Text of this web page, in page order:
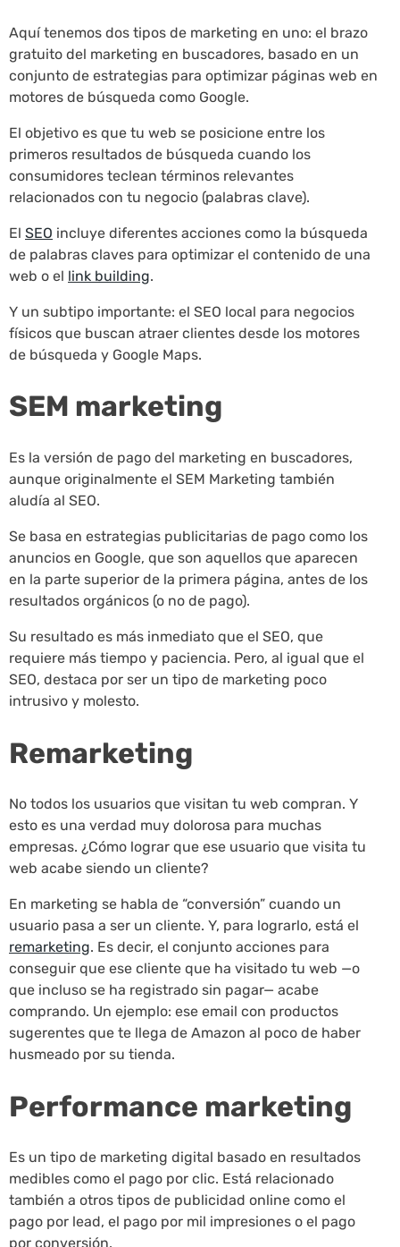
Aquí tenemos dos tipos de marketing en uno: el brazo
gratuito del marketing en buscadores, basado en un
conjunto de estrategias para optimizar páginas web en
motores de búsqueda como Google.
El objetivo es que tu web se posicione entre los
primeros resultados de búsqueda cuando los
consumidores teclean términos relevantes
relacionados con tu negocio (palabras clave).
El SEO incluye diferentes acciones como la búsqueda
de palabras claves para optimizar el contenido de una
web o el link building.
Y un subtipo importante: el SEO local para negocios
físicos que buscan atraer clientes desde los motores
de búsqueda y Google Maps.
SEM marketing
Es la versión de pago del marketing en buscadores,
aunque originalmente el SEM Marketing también
aludía al SEO.
Se basa en estrategias publicitarias de pago como los
anuncios en Google, que son aquellos que aparecen
en la parte superior de la primera página, antes de los
resultados orgánicos (o no de pago).
Su resultado es más inmediato que el SEO, que
requiere más tiempo y paciencia. Pero, al igual que el
SEO, destaca por ser un tipo de marketing poco
intrusivo y molesto.
Remarketing
No todos los usuarios que visitan tu web compran. Y
esto es una verdad muy dolorosa para muchas
empresas. ¿Cómo lograr que ese usuario que visita tu
web acabe siendo un cliente?
En marketing se habla de “conversión” cuando un
usuario pasa a ser un cliente. Y, para lograrlo, está el
remarketing. Es decir, el conjunto acciones para
conseguir que ese cliente que ha visitado tu web —o
que incluso se ha registrado sin pagar— acabe
comprando. Un ejemplo: ese email con productos
sugerentes que te llega de Amazon al poco de haber
husmeado por su tienda.
Performance marketing
Es un tipo de marketing digital basado en resultados
medibles como el pago por clic. Está relacionado
también a otros tipos de publicidad online como el
pago por lead, el pago por mil impresiones o el pago
por conversión.